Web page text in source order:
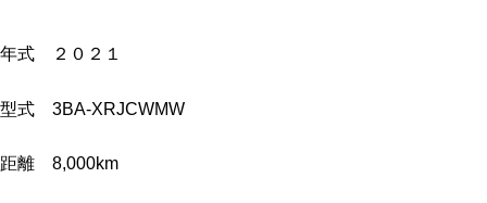
年式 ２０２１
型式 3BA-XRJCWMW
距離 8,000km